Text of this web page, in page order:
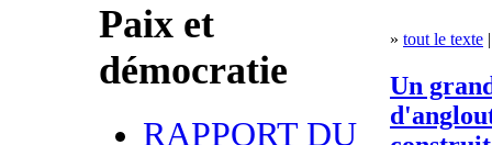
Paix et
démocratie
RAPPORT DU
» tout le texte
Un